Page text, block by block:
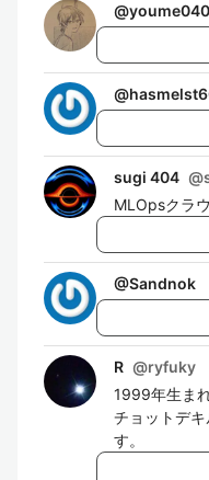
@
@
sugi 404 @
MLOpsクラ
@Sandnok
R @ryfuky
1999年生ま
チョットデ
す。